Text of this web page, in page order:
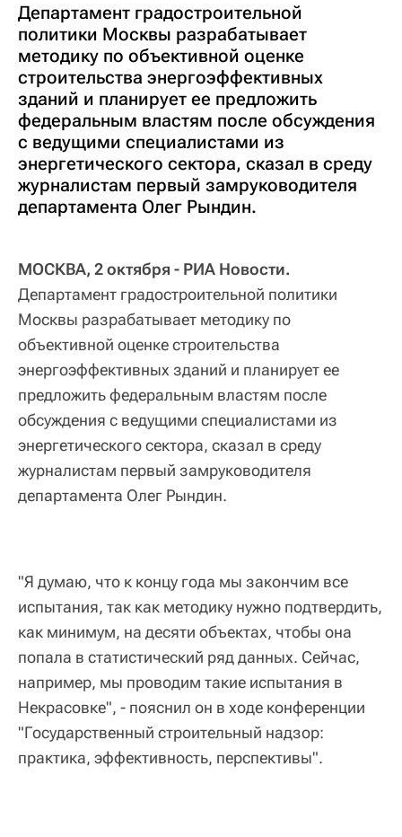
Департамент градостроительной
политики Москвы разрабатывает
методику по объективной оценке
строительства энергоэффективных
зданий и планирует ее предложить
федеральным властям после обсуждения
с ведущими специалистами из
энергетического сектора, сказал в среду
журналистам первый замруководителя
департамента Олег Рындин.
МОСКВА, 2 октября - РИА Новости.
Департамент градостроительной политики
Москвы разрабатывает методику по
объективной оценке строительства
энергоэффективных зданий и планирует ее
предложить федеральным властям после
обсуждения с ведущими специалистами из
энергетического сектора, сказал в среду
журналистам первый замруководителя
департамента Олег Рындин.
"Я думаю, что к концу года мы закончим все
испытания, так как методику нужно подтвердить,
как минимум, на десяти объектах, чтобы она
попала в статистический ряд данных. Сейчас,
например, мы проводим такие испытания в
Некрасовке", - пояснил он в ходе конференции
"Государственный строительный надзор:
практика, эффективность, перспективы".